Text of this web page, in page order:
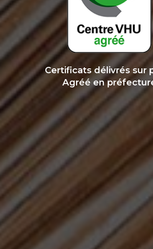
Certificats délivrés sur
Agréé en